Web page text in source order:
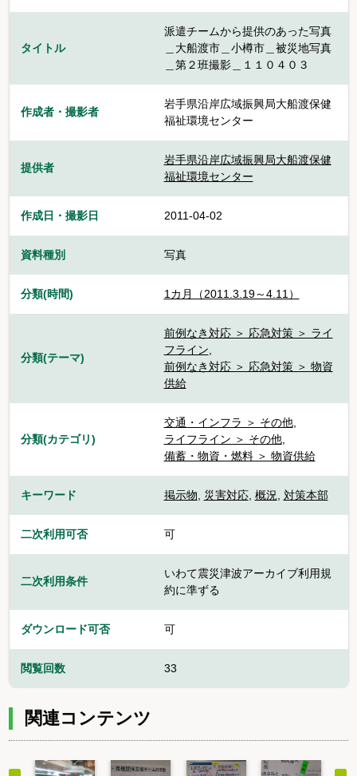
タイトル
派遣チームから提供のあった写真
＿大船渡市＿小樽市＿被災地写真
＿第２班撮影＿１１０４０３
作成者・撮影者
岩手県沿岸広域振興局大船渡保健
福祉環境センター
提供者
岩手県沿岸広域振興局大船渡保健
福祉環境センター
作成日・撮影日 2011-04-02
資料種別 写真
分類(時間) 1カ月（2011.3.19～4.11）
分類(テーマ)
前例なき対応 ＞ 応急対策 ＞ ライ
フライン,
前例なき対応 ＞ 応急対策 ＞ 物資
供給
分類(カテゴリ)
交通・インフラ ＞ その他,
ライフライン ＞ その他,
備蓄・物資・燃料 ＞ 物資供給
キーワード 掲示物, 災害対応, 概況, 対策本部
二次利用可否 可
二次利用条件
いわて震災津波アーカイブ利用規
約に準ずる
ダウンロード可否 可
閲覧回数 33
関連コンテンツ